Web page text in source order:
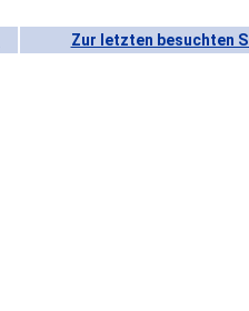
Zur letzten besuchten